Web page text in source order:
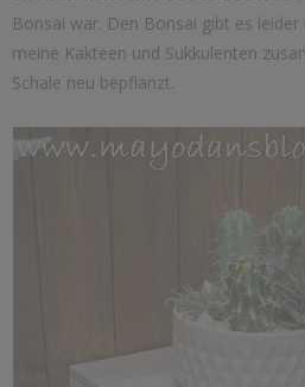
Bonsai war. Den Bonsai gibt es
meine Kakteen und Sukkulenten
Schale neu bepflanzt.